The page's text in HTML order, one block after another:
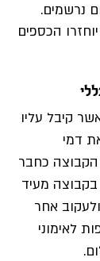
נרשמים.
הכספים
קיבל עליו
דמי
הקבוצה כחבר
מעיד
אחר
לאימוני